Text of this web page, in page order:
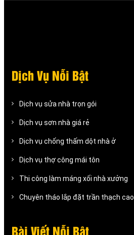
Dịch Vụ Nỗi Bật
Dịch vụ sửa nhà trọn gói
Dịch vụ sơn nhà giá rẻ
Dịch vụ chống thấm dột nhà ở
Dịch vụ thợ công mái tôn
Thi công làm máng xối nhà xưởng
Chuyên tháo lắp đặt trần thạch cao
Bài Viết Nỗi Bật